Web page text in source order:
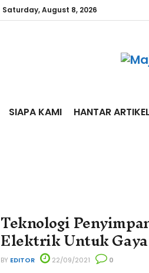
Saturday, August 8, 2026
SIAPA KAMI HANTAR
Teknologi
Elektrik Untuk
BY EDITOR 22/09/2021 0